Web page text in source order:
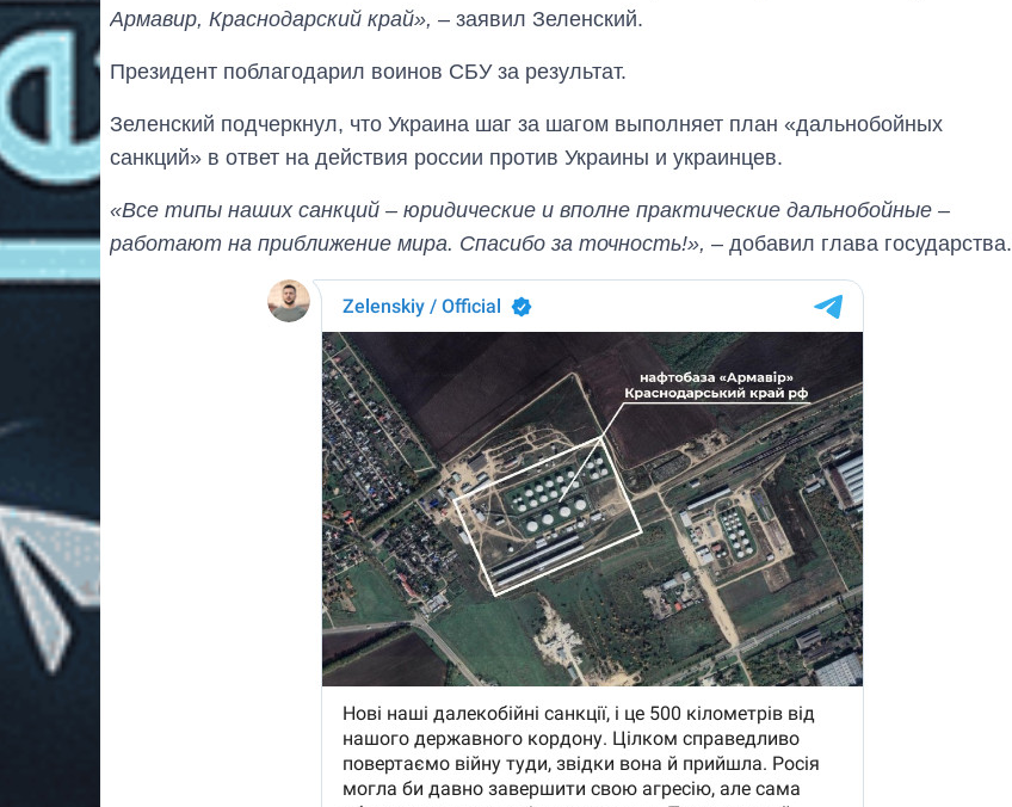
Армавир, Краснодарский край», – заявил Зеленский.
Президент поблагодарил воинов СБУ за результат.
Зеленский подчеркнул, что Украина шаг за шагом выполняет план «дальнобойных
санкций» в ответ на действия россии против Украины и украинцев.
«Все типы наших санкций – юридические и вполне практические дальнобойные –
работают на приближение мира. Спасибо за точность!», – добавил глава государства.